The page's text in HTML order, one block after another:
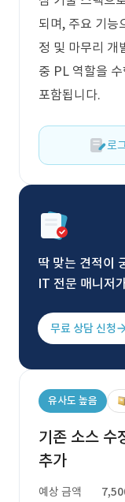
되며, 주요 기능
정 및 마무리 개
중 PL 역할을
포함됩니다.
로
딱 맞는 견적이
IT 전문 매니저
무료 상담 신청
유사도 높음
기존 소스 수
추가
예상 금액